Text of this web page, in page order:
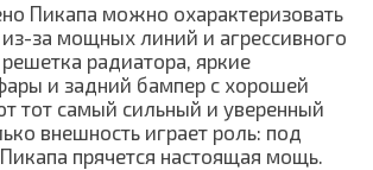
Пикапа можно охарактеризовать
за мощных линий и агрессивного
радиатора, яркие
и задний бампер с хорошей
тот самый сильный и уверенный
внешность играет роль: под
прячется настоящая мощь.